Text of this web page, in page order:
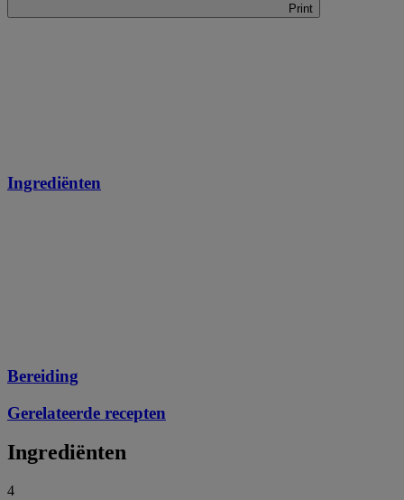
Print
Ingrediënten
Bereiding
Gerelateerde recepten
Ingrediënten
4